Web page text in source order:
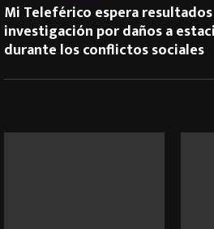
Mi Teleférico espera
investigación por daños a
durante los conflictos sociales